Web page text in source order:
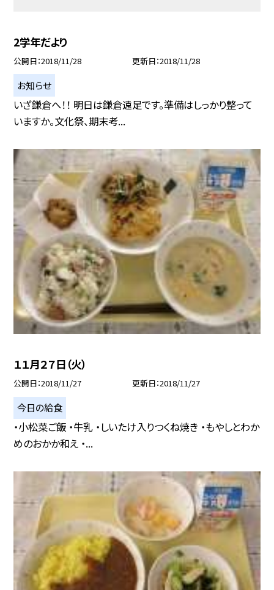
2学年だより
公開日 2018/11/28 更新日 2018/11/28
お知らせ
いざ鎌倉へ！！ 明日は鎌倉遠足です。準備はしっかり整って
いますか。文化祭、期末考...
１１月２７日（火）
公開日 2018/11/27 更新日 2018/11/27
今日の給食
・小松菜ご飯 ・牛乳 ・しいたけ入りつくね焼き ・もやしとわか
めのおかか和え ・...